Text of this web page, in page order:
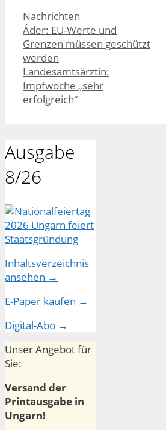
Kategorien
Nachrichten
Áder: EU-Werte und
Grenzen müssen geschützt
werden
Landesamtsärztin:
Impfwoche „sehr
erfolgreich“
Ausgabe
8/26
Inhaltsverzeichnis
ansehen →
E-Paper kaufen →
Digital-Abo →
Unser Angebot für
Sie:
Versand der
Printausgabe in
Ungarn!